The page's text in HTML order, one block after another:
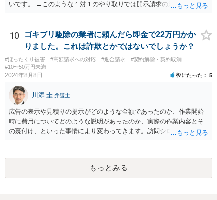
いです。 →このような１対１のやり取りでは開示請求の対象になりま
から、その点についてもご安心ください。 また、相手方に生じたの
が、どんなに高く見積もっても５万円ですから、それを考えると訴え
てもコスト的にどうかという問題があり、相手方が相談者様を訴える
可能性も低いように思います。
10
ゴキブリ駆除の業者に頼んだら即金で22万円かか
りました。これは詐欺とかではないでしょうか？
#ぼったくり被害 #高額請求への対応 #返金請求
#契約解除・契約取消
#10〜50万円未満
2024年8月8日 役にたった 5
川添 圭 弁護士
広告の表示や見積りの提示がどのような金額であったのか、作業開始
時に費用についてどのような説明があったのか、実際の作業内容とそ
の裏付け、といった事情により変わってきます。訪問シロアリ駆除と
当するのであれば、最寄りの消費生活センターへ相談された方がよい
でしょう。
もっとみる